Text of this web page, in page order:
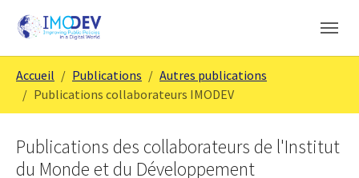
Accueil Publications
Autres publications
Publications collaborateurs IMODEV
Publications des collaborateurs de l'Institut
du Monde et du Développement